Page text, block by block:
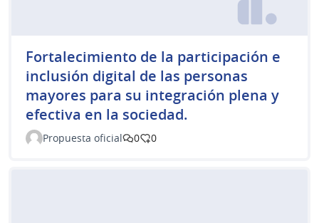
Fortalecimiento de la participación e
inclusión digital de las personas
mayores para su integración plena y
efectiva en la sociedad.
Propuesta oficial 0 0